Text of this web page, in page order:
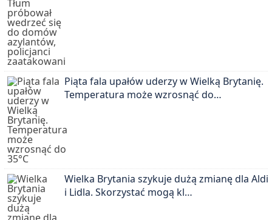
Piąta fala upałów uderzy w Wielką Brytanię.
Temperatura może wzrosnąć do…
Wielka Brytania szykuje dużą zmianę dla Aldi
i Lidla. Skorzystać mogą kl…